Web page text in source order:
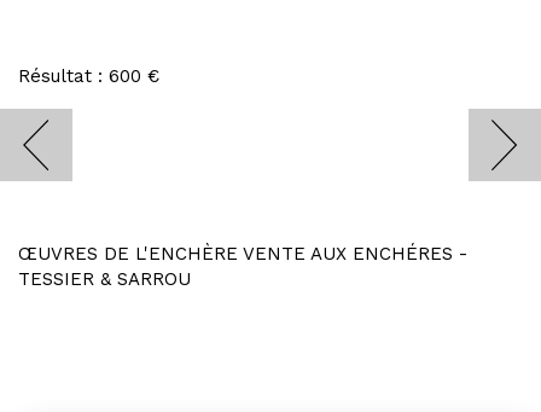
Résultat : 600 €
ŒUVRES DE L'ENCHÈRE VENTE AUX ENCHÉRES -
TESSIER & SARROU